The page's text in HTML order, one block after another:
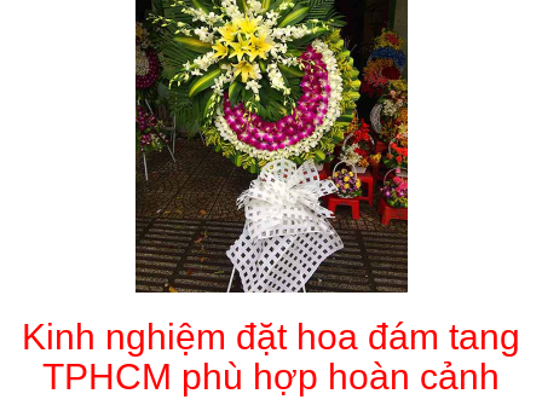
Kinh nghiệm đặt hoa đám tang
TPHCM phù hợp hoàn cảnh